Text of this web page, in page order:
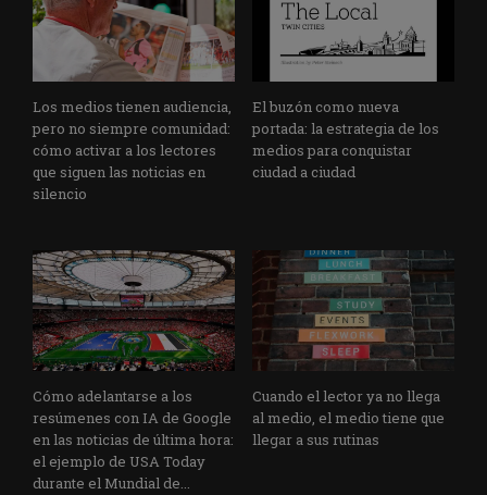
Los medios tienen audiencia,
pero no siempre comunidad:
cómo activar a los lectores
que siguen las noticias en
silencio
El buzón como nueva
portada: la estrategia de los
medios para conquistar
ciudad a ciudad
Cómo adelantarse a los
resúmenes con IA de Google
en las noticias de última hora:
el ejemplo de USA Today
durante el Mundial de...
Cuando el lector ya no llega
al medio, el medio tiene que
llegar a sus rutinas